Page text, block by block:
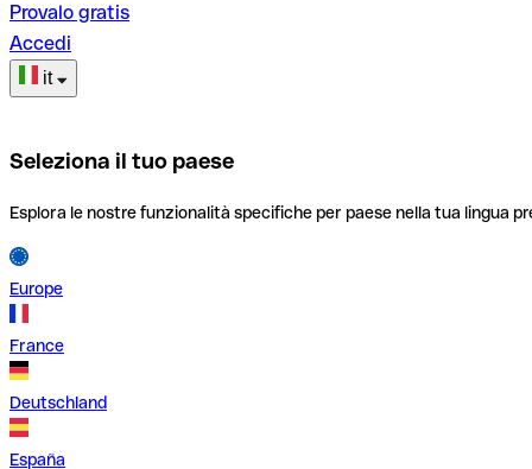
Provalo gratis
Accedi
it
Seleziona il tuo paese
Esplora le nostre funzionalità specifiche per paese nella tua lingua
Europe
France
Deutschland
España